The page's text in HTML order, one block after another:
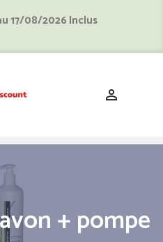
17/08/2026 Inclus

+ pompe